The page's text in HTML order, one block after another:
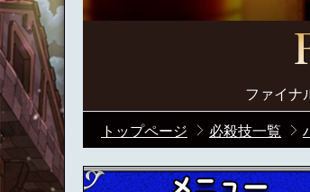
ファイナ
トップページ 必殺技一覧